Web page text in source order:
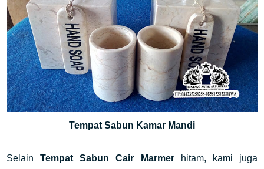
Tempat Sabun Kamar Mandi
SelainTempat Sabun Cair Marmerhitam, kami juga